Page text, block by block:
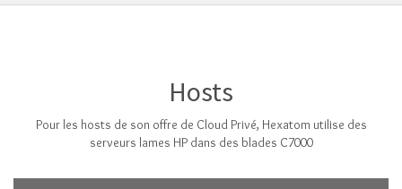
Hosts
Pour les hosts de son offre de Cloud Privé, Hexatom utilise des
serveurs lames HP dans des blades C7000